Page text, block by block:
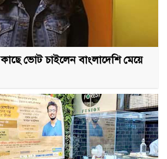
ভোট চাইলেন বাংলাদেশি মেয়ে